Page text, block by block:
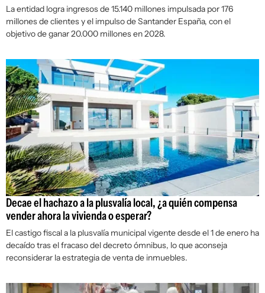
La entidad logra ingresos de 15.140 millones impulsada por 176
millones de clientes y el impulso de Santander España, con el
objetivo de ganar 20.000 millones en 2028.
Decae el hachazo a la plusvalía local, ¿a quién compensa
vender ahora la vivienda o esperar?
El castigo fiscal a la plusvalía municipal vigente desde el 1 de enero ha
decaído tras el fracaso del decreto ómnibus, lo que aconseja
reconsiderar la estrategia de venta de inmuebles.